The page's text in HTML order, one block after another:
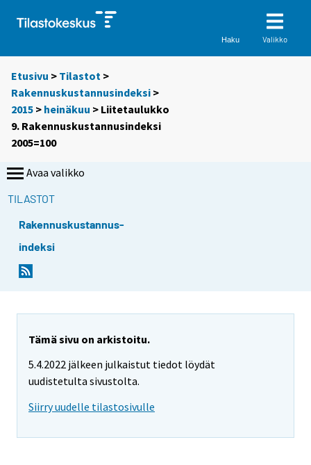
Haku Valikko
Etusivu > Tilastot >
Rakennuskustannusindeksi >
2015 > heinäkuu > Liitetaulukko
9. Rakennuskustannusindeksi
2005=100
Avaa valikko
TILASTOT
Rakennuskustannus-
indeksi
Tämä sivu on arkistoitu.
5.4.2022 jälkeen julkaistut tiedot löydät
uudistetulta sivustolta.
Siirry uudelle tilastosivulle